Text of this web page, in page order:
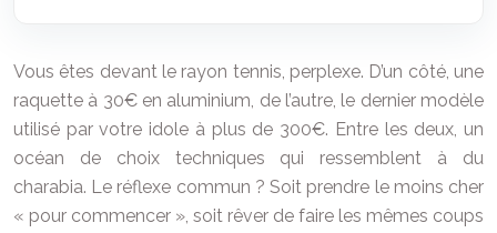
Vous êtes devant le rayon tennis, perplexe. D’un côté, une
raquette à 30€ en aluminium, de l’autre, le dernier modèle
utilisé par votre idole à plus de 300€. Entre les deux, un
océan de choix techniques qui ressemblent à du
charabia. Le réflexe commun ? Soit prendre le moins cher
« pour commencer », soit rêver de faire les mêmes coups